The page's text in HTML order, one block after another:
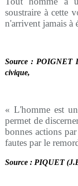
soustraire à cette
n'arrivent jamais à
Source : POIGNET
civique,
« L'homme est
permet de
bonnes actions
fautes par le
Source : PIQUET